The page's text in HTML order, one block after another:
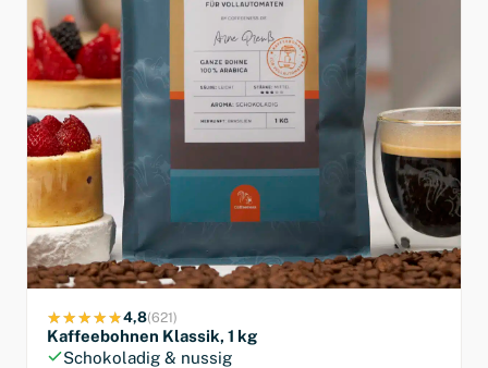
4,8(621)
Kaffeebohnen Klassik, 1 kg
Schokoladig & nussig